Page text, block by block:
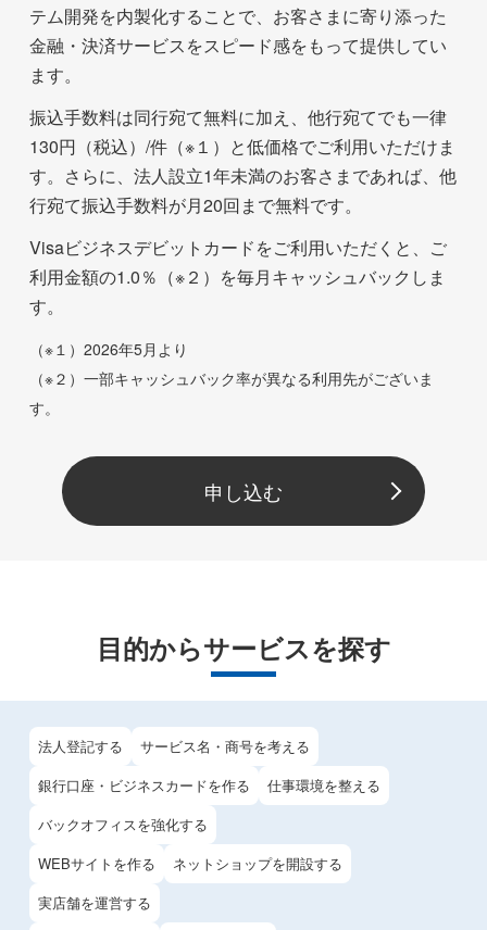
テム開発を内製化することで、お客さまに寄り添った
金融・決済サービスをスピード感をもって提供してい
ます。
振込手数料は同行宛て無料に加え、他行宛てでも一律
130円（税込）/件（※１）と低価格でご利用いただけま
す。さらに、法人設立1年未満のお客さまであれば、他
行宛て振込手数料が月20回まで無料です。
Visaビジネスデビットカードをご利用いただくと、ご
利用金額の1.0％（※２）を毎月キャッシュバックしま
す。
（※１）2026年5月より
（※２）一部キャッシュバック率が異なる利用先がございま
す。
申し込む
目的からサービスを探す
法人登記する
サービス名・商号を考える
銀行口座・ビジネスカードを作る
仕事環境を整える
バックオフィスを強化する
WEBサイトを作る
ネットショップを開設する
実店舗を運営する